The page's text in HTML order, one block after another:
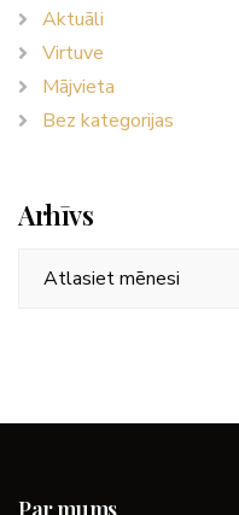
Aktuāli
Virtuve
Mājvieta
Bez kategorijas
Arhīvs
Par mums